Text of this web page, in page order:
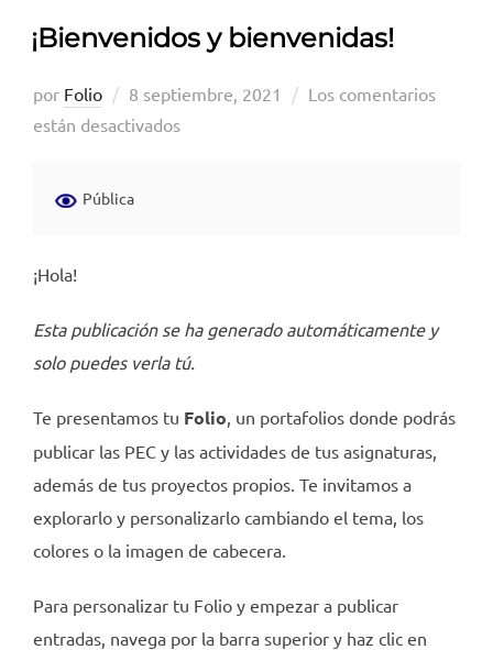
¡Bienvenidos y bienvenidas!
por Folio
Publicado
el
8 septiembre, 2021
Los comentarios
están desactivados
Pública
¡Hola!
Esta publicación se ha generado automáticamente y
solo puedes verla tú.
Te presentamos tu Folio, un portafolios donde podrás
publicar las PEC y las actividades de tus asignaturas,
además de tus proyectos propios. Te invitamos a
explorarlo y personalizarlo cambiando el tema, los
colores o la imagen de cabecera.
Para personalizar tu Folio y empezar a publicar
entradas, navega por la barra superior y haz clic en